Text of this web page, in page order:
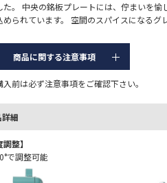
た。 中央の銘板プレートには、佇まいを愉
められています。 空間のスパイスになるグ
商品に関する注意事項
前は必ず注意事項をご確認下さい。
細
調整】
で調整可能